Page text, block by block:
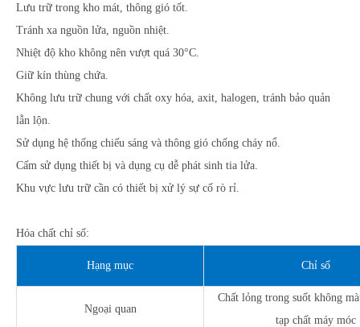
Lưu trữ trong kho mát, thông gió tốt.
Tránh xa nguồn lửa, nguồn nhiệt.
Nhiệt độ kho không nên vượt quá 30°C.
Giữ kín thùng chứa.
Không lưu trữ chung với chất oxy hóa, axit, halogen, tránh bảo quản
lẫn lộn.
Sử dụng hệ thống chiếu sáng và thông gió chống cháy nổ.
Cấm sử dụng thiết bị và dụng cụ dễ phát sinh tia lửa.
Khu vực lưu trữ cần có thiết bị xử lý sự cố rò rỉ.
Hóa chất chỉ số:
Hạng mục Chỉ số
Ngoại quan
Chất lỏng trong suốt không
tạp chất máy móc